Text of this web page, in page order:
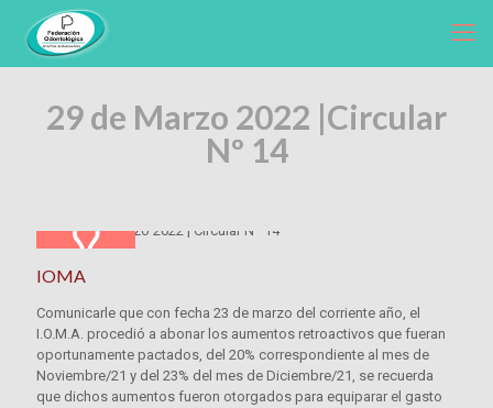
29 de Marzo 2022 |Circular
Nº 14
IOMA
Comunicarle que con fecha 23 de marzo del corriente año, el
I.O.M.A. procedió a abonar los aumentos retroactivos que fueran
oportunamente pactados, del 20% correspondiente al mes de
Noviembre/21 y del 23% del mes de Diciembre/21, se recuerda
que dichos aumentos fueron otorgados para equiparar el gasto